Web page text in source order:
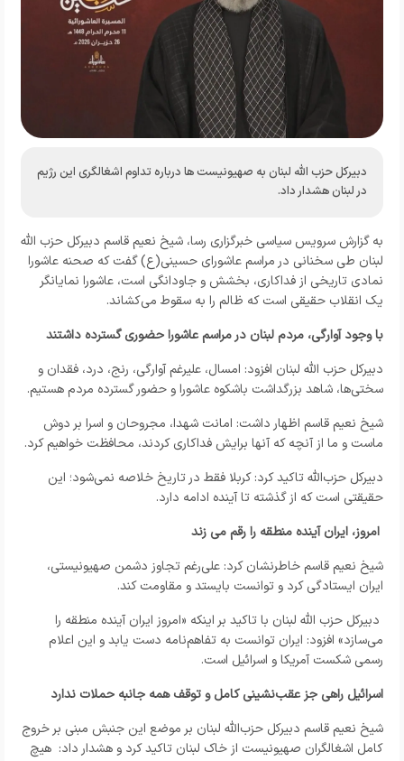
دبیرکل حزب الله لبنان به صهیونیست ها درباره تداوم اشغالگری این رژیم
در لبنان هشدار داد.
به گزارش سرویس سیاسی خبرگزاری رسا، شیخ نعیم قاسم دبیرکل حزب الله
لبنان طی سخنانی در مراسم عاشورای حسینی(ع) گفت که صحنه عاشورا
نمادی تاریخی از فداکاری، بخشش و جاودانگی است، عاشورا نمایانگر
یک انقلاب حقیقی است که ظالم را به سقوط می‌کشاند.
با وجود آوارگی، مردم لبنان در مراسم عاشورا حضوری گسترده داشتند
دبیرکل حزب الله لبنان افزود: امسال، علیرغم آوارگی، رنج، درد، فقدان و
سختی‌ها، شاهد بزرگداشت باشکوه عاشورا و حضور گسترده مردم هستیم.
شیخ نعیم قاسم اظهار داشت: امانت شهدا، مجروحان و اسرا بر دوش
ماست و ما از آنچه که آنها برایش فداکاری کردند، محافظت خواهیم کرد.
دبیرکل حزب‌الله تاکید کرد: کربلا فقط در تاریخ خلاصه نمی‌شود؛ این
حقیقتی است که از گذشته تا آینده ادامه دارد.
امروز، ایران آینده منطقه را رقم می زند
شیخ نعیم قاسم خاطرنشان کرد: علی‌رغم تجاوز دشمن صهیونیستی،
ایران ایستادگی کرد و توانست بایستد و مقاومت کند.
دبیرکل حزب الله لبنان با تاکید بر اینکه «امروز ایران آینده منطقه را
می‌سازد» افزود: ایران توانست به تفاهم‌نامه دست یابد و این اعلام
رسمی شکست آمریکا و اسرائیل است.
اسرائیل راهی جز عقب‌نشینی کامل و توقف همه جانبه حملات ندارد
شیخ نعیم قاسم دبیرکل حزب‌الله لبنان بر موضع این جنبش مبنی بر خروج
کامل اشغالگران صهیونیست از خاک لبنان تاکید کرد و هشدار داد: هیچ